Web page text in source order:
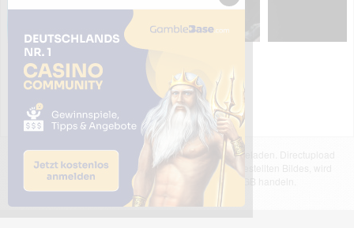
Das dargestellte Bild wurde von einem Nutzer hochgeladen. Directupload
übernimmt keinerlei Haftung für den Inhalt des dargestellten Bildes, wird
jedoch bei Verstößen nach §2(3) unserer AGB handeln.